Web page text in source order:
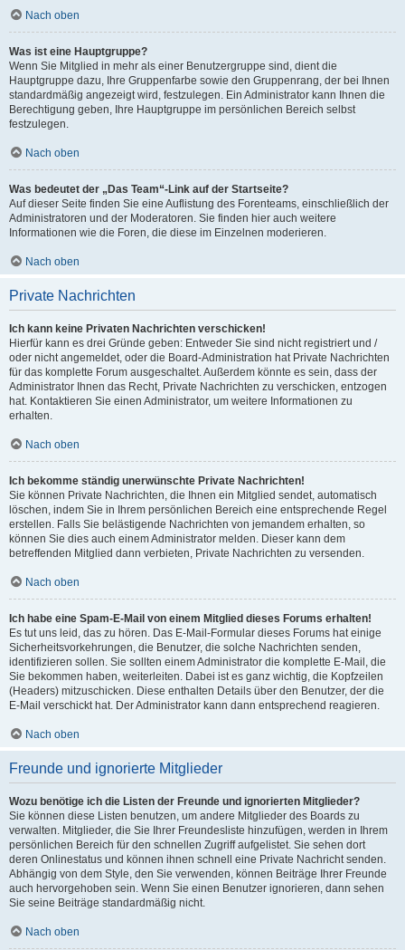
Nach oben
Was ist eine Hauptgruppe?
Wenn Sie Mitglied in mehr als einer Benutzergruppe sind, dient die
Hauptgruppe dazu, Ihre Gruppenfarbe sowie den Gruppenrang, der bei Ihnen
standardmäßig angezeigt wird, festzulegen. Ein Administrator kann Ihnen die
Berechtigung geben, Ihre Hauptgruppe im persönlichen Bereich selbst
festzulegen.
Nach oben
Was bedeutet der „Das Team“-Link auf der Startseite?
Auf dieser Seite finden Sie eine Auflistung des Forenteams, einschließlich der
Administratoren und der Moderatoren. Sie finden hier auch weitere
Informationen wie die Foren, die diese im Einzelnen moderieren.
Nach oben
Private Nachrichten
Ich kann keine Privaten Nachrichten verschicken!
Hierfür kann es drei Gründe geben: Entweder Sie sind nicht registriert und /
oder nicht angemeldet, oder die Board-Administration hat Private Nachrichten
für das komplette Forum ausgeschaltet. Außerdem könnte es sein, dass der
Administrator Ihnen das Recht, Private Nachrichten zu verschicken, entzogen
hat. Kontaktieren Sie einen Administrator, um weitere Informationen zu
erhalten.
Nach oben
Ich bekomme ständig unerwünschte Private Nachrichten!
Sie können Private Nachrichten, die Ihnen ein Mitglied sendet, automatisch
löschen, indem Sie in Ihrem persönlichen Bereich eine entsprechende Regel
erstellen. Falls Sie belästigende Nachrichten von jemandem erhalten, so
können Sie dies auch einem Administrator melden. Dieser kann dem
betreffenden Mitglied dann verbieten, Private Nachrichten zu versenden.
Nach oben
Ich habe eine Spam-E-Mail von einem Mitglied dieses Forums erhalten!
Es tut uns leid, das zu hören. Das E-Mail-Formular dieses Forums hat einige
Sicherheitsvorkehrungen, die Benutzer, die solche Nachrichten senden,
identifizieren sollen. Sie sollten einem Administrator die komplette E-Mail, die
Sie bekommen haben, weiterleiten. Dabei ist es ganz wichtig, die Kopfzeilen
(Headers) mitzuschicken. Diese enthalten Details über den Benutzer, der die
E-Mail verschickt hat. Der Administrator kann dann entsprechend reagieren.
Nach oben
Freunde und ignorierte Mitglieder
Wozu benötige ich die Listen der Freunde und ignorierten Mitglieder?
Sie können diese Listen benutzen, um andere Mitglieder des Boards zu
verwalten. Mitglieder, die Sie Ihrer Freundesliste hinzufügen, werden in Ihrem
persönlichen Bereich für den schnellen Zugriff aufgelistet. Sie sehen dort
deren Onlinestatus und können ihnen schnell eine Private Nachricht senden.
Abhängig von dem Style, den Sie verwenden, können Beiträge Ihrer Freunde
auch hervorgehoben sein. Wenn Sie einen Benutzer ignorieren, dann sehen
Sie seine Beiträge standardmäßig nicht.
Nach oben